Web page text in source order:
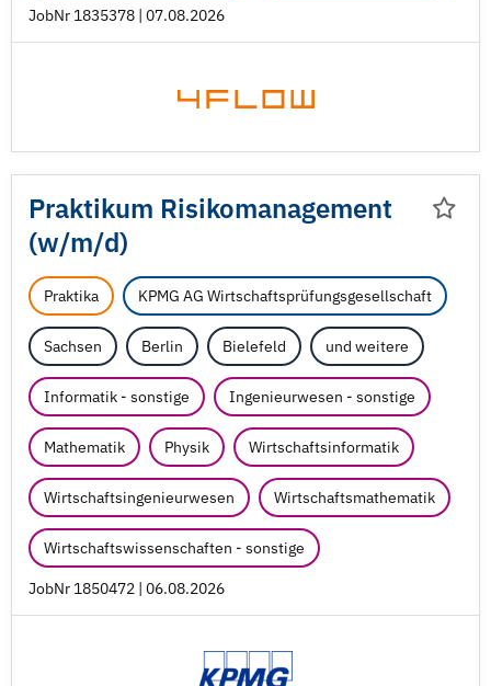
JobNr 1835378 | 07.08.2026
Praktikum Risikomanagement
(w/m/d)
Praktika KPMG AG Wirtschaftsprüfungsgesellschaft
Sachsen Berlin Bielefeld und weitere
Informatik - sonstige Ingenieurwesen - sonstige
Mathematik Physik Wirtschaftsinformatik
Wirtschaftsingenieurwesen Wirtschaftsmathematik
Wirtschaftswissenschaften - sonstige
JobNr 1850472 | 06.08.2026